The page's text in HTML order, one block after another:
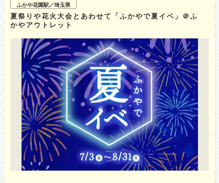
する肝試し（20:00〜）／線香花火大会（20:30〜） 15日（土）：盂蘭盆会
（16:00〜）／盆踊り（18:30〜20:00）七夕飾り、手紙参り（境内・終日）
各日キッチンカー10店舗程度出店 所在地：横須賀市芦名2-30-5（駐車場15
台） 問い合わせ先：046-856-8622 ■満昌寺（横須賀市大矢部） 開催日：8
月30日（日） 時間：17:00〜20:00 主な催し： 僧侶バンド「forblue」によ
る演奏（18:00〜予定）手紙参り、七夕の短冊飾り（境内・終日）3店舗出
店 所在地：横須賀市大矢部1-5-10（駐車場10台） 問い合わせ先：046-
836-2317 ■不断寺（横須賀市長井） 開催日：7月4日（土） 時間：17:00〜
21:00 主な催し： 18時～19時 横須賀カルタ大会20時～竹灯籠まつり法要
お菓子釣り、手紙参り、七夕飾り（終日） 所在地：横須賀市長井5-1-1（駐
車場なし） 問い合わせ先：046-856-2352 ■東漸寺（横須賀市武） 開催
日：8月1日（土）・2日（日） 時間：17:00〜20:30 主な催し： 1日
（土）：境内にて盆踊り（華の会／18:00〜） 2日（日）：本堂にてリフレ
ッシュ空間（18:00〜）東漸寺会館一階：物販・ワークショップとミニ縁日
七夕飾り、手紙参り、子供向けスタンプラリー 所在地：横須賀市武2-12-
13（駐車場35台程度） 問い合わせ先：046-856-0221 ■圓福寺（三浦市南
下浦町金田） 開催日：8月23日（日） 時間：17:00〜21:00 主な催し： 地
蔵尊ご開帳（8:00〜21:00）手紙参り、竹灯籠御朱印の頒布（終日）17時よ
り3店舗出店 所在地：三浦市南下浦町金田258（駐車場20台） 問い合わせ
先：046-888-0038 ※内容の詳細は公式サイトをご確認ください。
ふかや花園駅／埼玉県
夏祭りや花火大会とあわせて「ふかやで夏イベ」＠ふ
かやアウトレット